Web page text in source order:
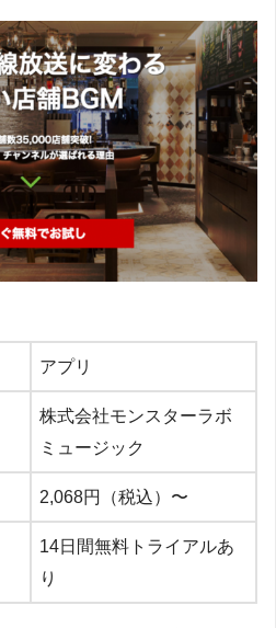
アプリ
株式会社モンスターラボ
ミュージック
2,068円（税込）〜
14日間無料トライアルあ
り